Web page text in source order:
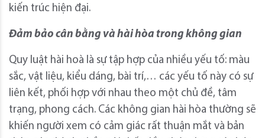
kiến trúc hiện đại.
Đảm bảo cân bằng và hài hòa trong không gian
Quy luật hài hoà là sự tập hợp của nhiều yếu tố: màu
sắc, vật liệu, kiểu dáng, bài trí,… các yếu tố này có sự
liên kết, phối hợp với nhau theo một chủ đề, tâm
trạng, phong cách. Các không gian hài hòa thường sẽ
khiến người xem có cảm giác rất thuận mắt và bản